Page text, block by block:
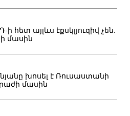
հետ այլևս էքսկլյուզիվ չեն.
մասին
խոսել է Ռուսաստանի
մասին